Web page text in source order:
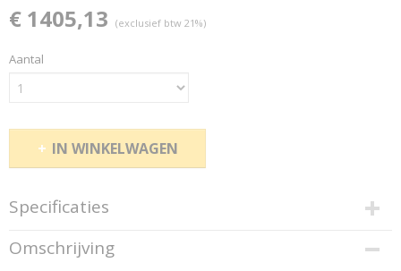
€ 1405,13 (exclusief btw 21%)
Aantal
IN WINKELWAGEN
Specificaties
Productcode
28619
Omschrijving